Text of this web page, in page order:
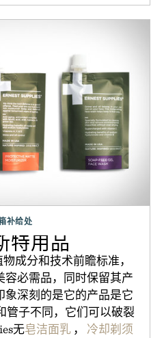
补给处
特用品
成分和技术前瞻标准，
容必需品，同时保留其产
象深刻的是它的产品是它
管子不同，它们可以破裂
无皂洁面乳 ， 冷却剃须